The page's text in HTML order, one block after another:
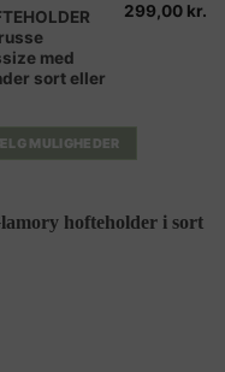
med
sort eller
299,00 kr.
MULIGHEDER